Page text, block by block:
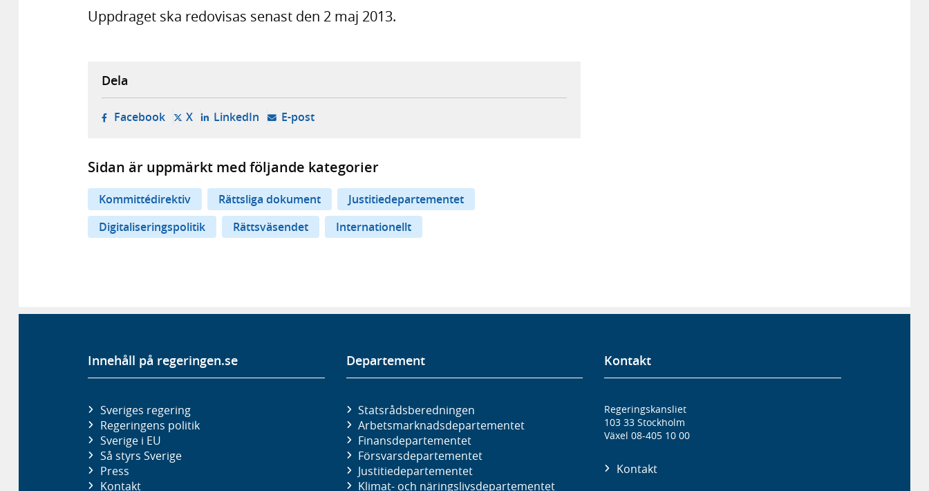
Uppdraget ska redovisas senast den 2 maj 2013.
Dela
Facebook- öppnas i ny flik, extern webbplats,
X- öppnas i ny flik, extern webbplats,
LinkedIn- öppnas i ny flik, extern webbplats,
E-post- öppnar din e-postklient,
Sidan är uppmärkt med följande kategorier
Kommittédirektiv Rättsliga dokument
Justitiedepartementet
Digitaliseringspolitik
Rättsväsendet Internationellt
Innehåll på regeringen.se
Sveriges regering
Regeringens politik
Sverige i EU
Så styrs Sverige
Press
Kontakt
Departement
Statsrådsberedningen
Arbetsmarknads­departementet
Finans­departementet
Försvars­departementet
Justitie­departementet
Klimat- och näringslivs­departementet
Kontakt
Regeringskansliet
103 33 Stockholm
Växel 08-405 10 00
Kontakt